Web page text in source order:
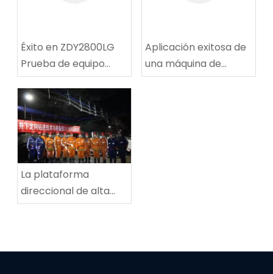
Éxito en ZDY2800LG
Prueba de equipo
técnico de
perforación espiral de
alta velocidad
Aplicación exitosa de
una máquina de
reparación de rutas
La plataforma
direccional de alta
potencia establece